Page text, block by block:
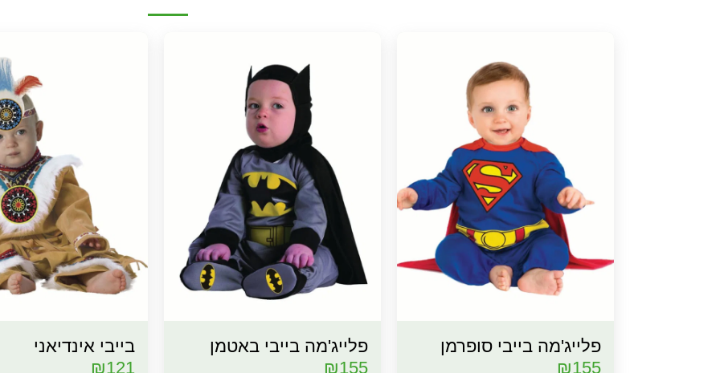
פלייג'מה בייבי סופרמן
₪155
פלייג'מה בייבי באטמן
₪155
בייבי אינדיאני
₪121